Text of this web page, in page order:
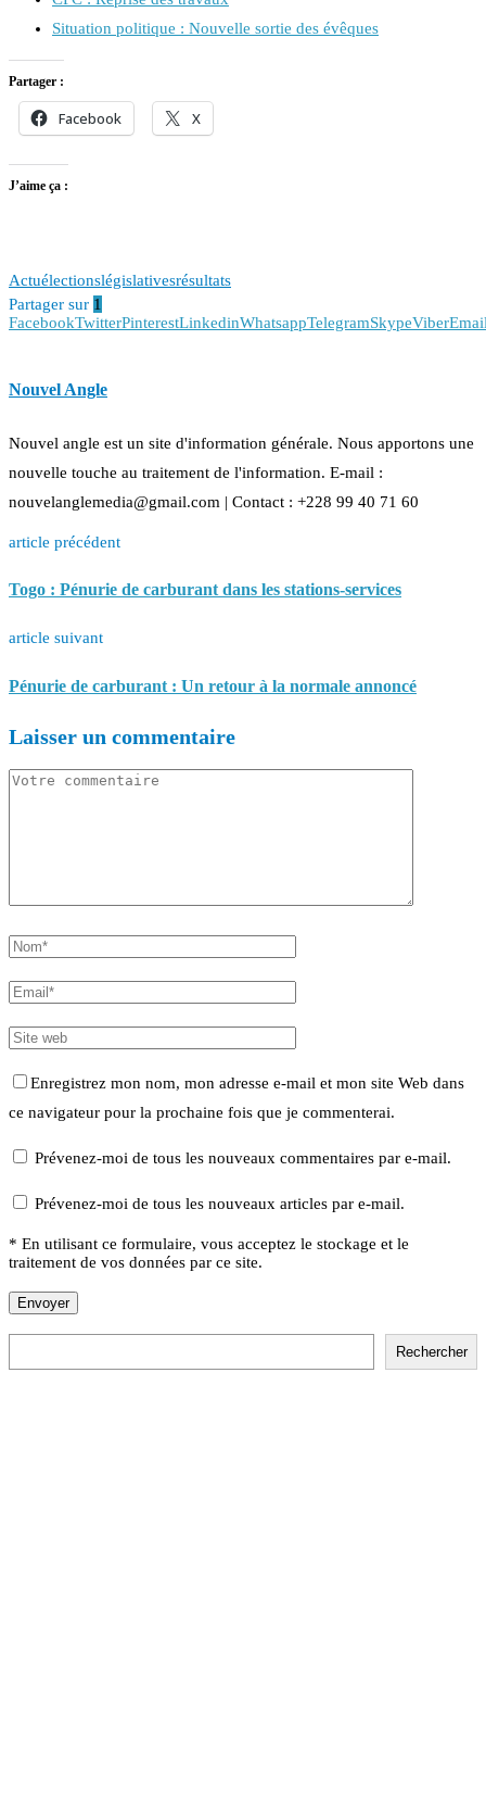
Situation politique : Nouvelle sortie des évêques
Partager :
Facebook X
J’aime ça :
Actuélectionslégislativesrésultats
Partager sur 1
FacebookTwitterPinterestLinkedinWhatsappTelegramSkypeViber
Nouvel Angle
Nouvel angle est un site d'information générale. Nous apportons une
nouvelle touche au traitement de l'information. E-mail :
nouvelanglemedia@gmail.com | Contact : +228 99 40 71 60
article précédent
Togo : Pénurie de carburant dans les stations-services
article suivant
Pénurie de carburant : Un retour à la normale annoncé
Laisser un commentaire
Enregistrez mon nom, mon adresse e-mail et mon site Web dans
ce navigateur pour la prochaine fois que je commenterai.
Prévenez-moi de tous les nouveaux commentaires par e-mail.
Prévenez-moi de tous les nouveaux articles par e-mail.
* En utilisant ce formulaire, vous acceptez le stockage et le
traitement de vos données par ce site.
Rechercher